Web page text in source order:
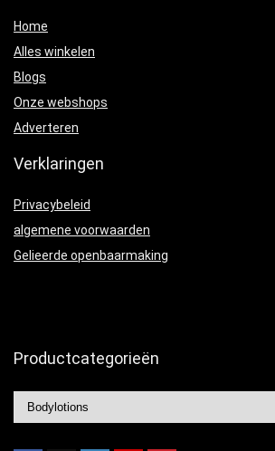
Home
Alles winkelen
Blogs
Onze webshops
Adverteren
Verklaringen
Privacybeleid
algemene voorwaarden
Gelieerde openbaarmaking
Productcategorieën